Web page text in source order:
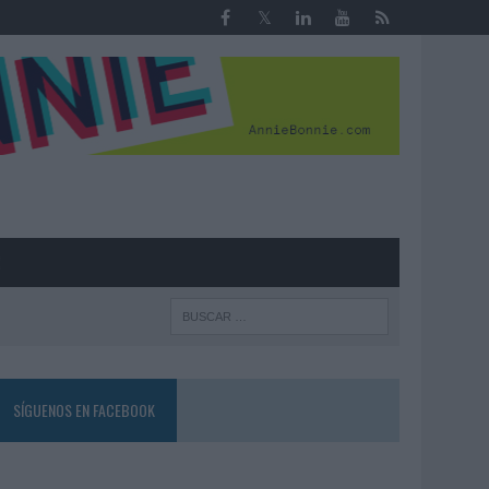
SÍGUENOS EN FACEBOOK